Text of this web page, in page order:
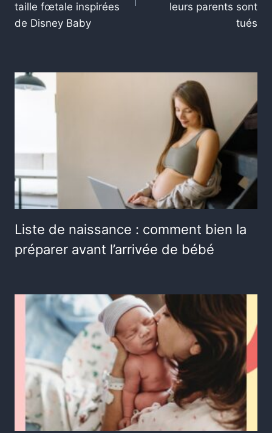
taille fœtale inspirées
de Disney Baby
leurs parents sont
tués
Liste de naissance : comment bien la
préparer avant l’arrivée de bébé